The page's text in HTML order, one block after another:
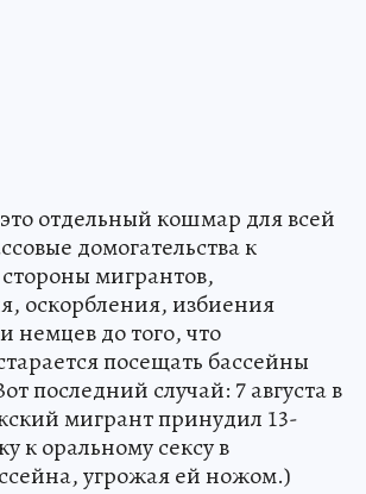
отдельный кошмар для всей
домогательства к
мигрантов,
оскорбления, избиения
немцев до того, что
посещать бассейны
последний случай: 7 августа в
мигрант принудил 13-
к оральному сексу в
угрожая ей ножом.)